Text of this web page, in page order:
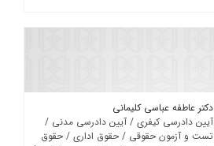
دکتر عاطفه عباسی کلیمانی
آیین دادرسی کیفری / آیین دادرسی مدنی /
تست و آزمون حقوقی / حقوق اداری / حقوق